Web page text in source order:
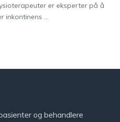
er eksperter på å
inkontinens ...
og behandlere